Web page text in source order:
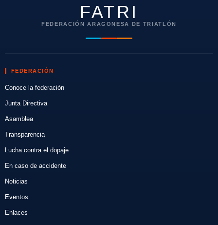
FATRI
FEDERACIÓN ARAGONESA DE TRIATLÓN
FEDERACIÓN
Conoce la federación
Junta Directiva
Asamblea
Transparencia
Lucha contra el dopaje
En caso de accidente
Noticias
Eventos
Enlaces